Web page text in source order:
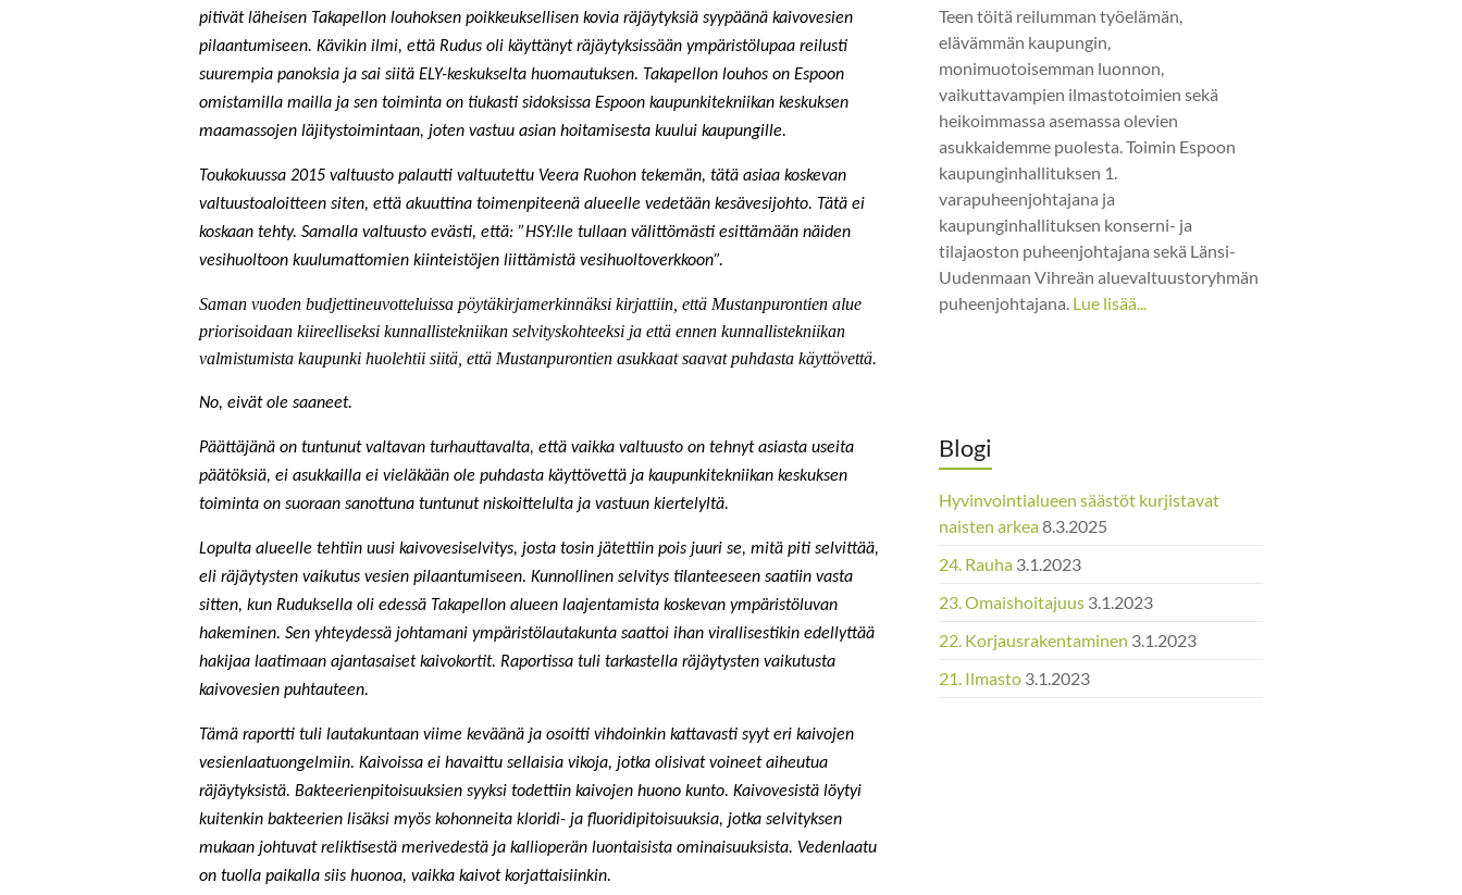
pitivät läheisen Takapellon louhoksen poikkeuksellisen kovia räjäytyksiä syypäänä kaivovesien
pilaantumiseen. Kävikin ilmi, että Rudus oli käyttänyt räjäytyksissään ympäristölupaa reilusti
suurempia panoksia ja sai siitä ELY-keskukselta huomautuksen. Takapellon louhos on Espoon
omistamilla mailla ja sen toiminta on tiukasti sidoksissa Espoon kaupunkitekniikan keskuksen
maamassojen läjitystoimintaan, joten vastuu asian hoitamisesta kuului kaupungille.
Toukokuussa 2015 valtuusto palautti valtuutettu Veera Ruohon tekemän, tätä asiaa koskevan
valtuustoaloitteen siten, että akuuttina toimenpiteenä alueelle vedetään kesävesijohto. Tätä ei
koskaan tehty. Samalla valtuusto evästi, että: ”HSY:lle tullaan välittömästi esittämään näiden
vesihuoltoon kuulumattomien kiinteistöjen liittämistä vesihuoltoverkkoon”.
Saman vuoden budjettineuvotteluissa pöytäkirjamerkinnäksi kirjattiin, että Mustanpurontien alue
priorisoidaan kiireelliseksi kunnallistekniikan selvityskohteeksi ja että ennen kunnallistekniikan
valmistumista kaupunki huolehtii siitä, että Mustanpurontien asukkaat saavat puhdasta käyttövettä.
No, eivät ole saaneet.
Päättäjänä on tuntunut valtavan turhauttavalta, että vaikka valtuusto on tehnyt asiasta useita
päätöksiä, ei asukkailla ei vieläkään ole puhdasta käyttövettä ja kaupunkitekniikan keskuksen
toiminta on suoraan sanottuna tuntunut niskoittelulta ja vastuun kiertelyltä.
Lopulta alueelle tehtiin uusi kaivovesiselvitys, josta tosin jätettiin pois juuri se, mitä piti selvittää,
eli räjäytysten vaikutus vesien pilaantumiseen. Kunnollinen selvitys tilanteeseen saatiin vasta
sitten, kun Ruduksella oli edessä Takapellon alueen laajentamista koskevan ympäristöluvan
hakeminen. Sen yhteydessä johtamani ympäristölautakunta saattoi ihan virallisestikin edellyttää
hakijaa laatimaan ajantasaiset kaivokortit. Raportissa tuli tarkastella räjäytysten vaikutusta
kaivovesien puhtauteen.
Tämä raportti tuli lautakuntaan viime keväänä ja osoitti vihdoinkin kattavasti syyt eri kaivojen
vesienlaatuongelmiin. Kaivoissa ei havaittu sellaisia vikoja, jotka olisivat voineet aiheutua
räjäytyksistä. Bakteerienpitoisuuksien syyksi todettiin kaivojen huono kunto. Kaivovesistä löytyi
kuitenkin bakteerien lisäksi myös kohonneita kloridi- ja fluoridipitoisuuksia, jotka selvityksen
mukaan johtuvat reliktisestä merivedestä ja kallioperän luontaisista ominaisuuksista. Vedenlaatu
on tuolla paikalla siis huonoa, vaikka kaivot korjattaisiinkin.
Teen töitä reilumman työelämän,
elävämmän kaupungin,
monimuotoisemman luonnon,
vaikuttavampien ilmastotoimien sekä
heikoimmassa asemassa olevien
asukkaidemme puolesta. Toimin Espoon
kaupunginhallituksen 1.
varapuheenjohtajana ja
kaupunginhallituksen konserni- ja
tilajaoston puheenjohtajana sekä Länsi-
Uudenmaan Vihreän aluevaltuustoryhmän
puheenjohtajana. Lue lisää...
Blogi
Hyvinvointialueen säästöt kurjistavat
naisten arkea8.3.2025
24. Rauha 3.1.2023
23. Omaishoitajuus 3.1.2023
22. Korjausrakentaminen 3.1.2023
21. Ilmasto 3.1.2023